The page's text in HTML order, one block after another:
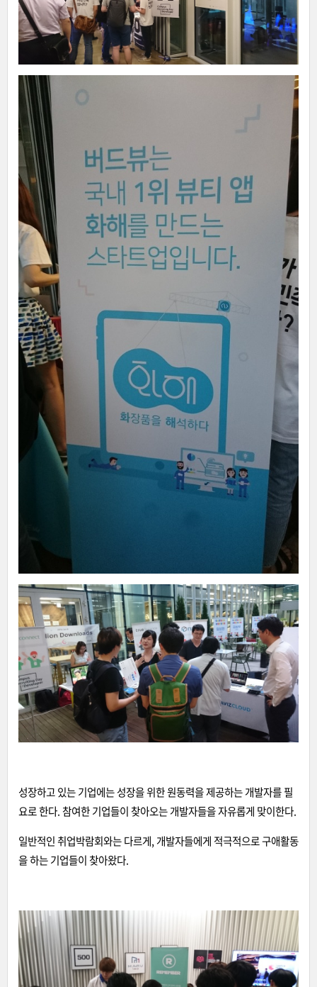
성장하고 있는 기업에는 성장을 위한 원동력을 제공하는 개발자를 필
요로 한다. 참여한 기업들이 찾아오는 개발자들을 자유롭게 맞이한다.
일반적인 취업박람회와는 다르게, 개발자들에게 적극적으로 구애활동
을 하는 기업들이 찾아왔다.